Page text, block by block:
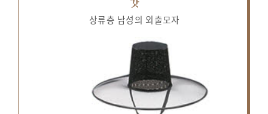
갓
상류층 남성의 외출모자